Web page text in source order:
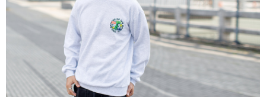
ATM／網路銀行／等多元方式進行付款，方視為交易完成。
※ 請注意：結帳手續完成當下不需立刻繳費，但若您需要取消訂單，請聯絡
購買商品的店家。未經商家同意取消之訂單仍視為有效，需透過AFTEE先享
後付繳納相關費用。
※ 交易是否成功請以「AFTEE先享後付 」之結帳頁面顯示為準，若有關於
是否繳費成功／繳費後需取消欲退款等相關疑問，請聯繫「AFTEE先享後付
客戶支援中心」https://netprotections.freshdesk.com/support/home
【注意事項】
7-11付款取貨
每筆NT$80，滿NT$1,800(含以上)免運費
先付款後7-11取貨
每筆NT$80，滿NT$1,800(含以上)免運費